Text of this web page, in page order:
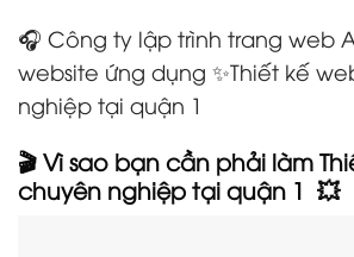
🎧 Công ty lập trình trang web
website ứng dụng ✨Thiết kế
nghiệp tại quận 1
🎬 Vì sao bạn cần phải làm
chuyên nghiệp tại quận 1 💥